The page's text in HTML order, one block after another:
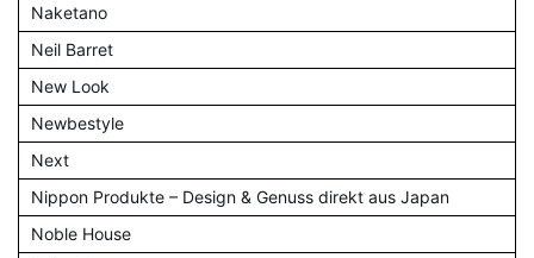
Naketano
Neil Barret
New Look
Newbestyle
Next
Nippon Produkte – Design & Genuss direkt aus Japan
Noble House